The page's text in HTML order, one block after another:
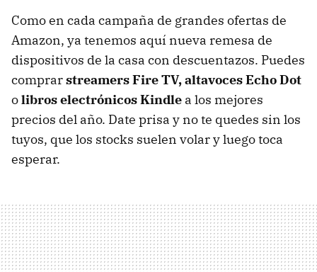
Como en cada campaña de grandes ofertas de
Amazon, ya tenemos aquí nueva remesa de
dispositivos de la casa con descuentazos. Puedes
comprarstreamers Fire TV, altavoces Echo Dot
olibros electrónicos Kindle a los mejores
precios del año. Date prisa y no te quedes sin los
tuyos, que los stocks suelen volar y luego toca
esperar.